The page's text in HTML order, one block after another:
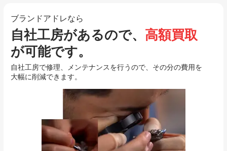
ブランドアドレなら
自社工房があるので、 高額買取
が可能です。
自社工房で修理、メンテナンスを行うので、その分の費用を
大幅に削減できます。